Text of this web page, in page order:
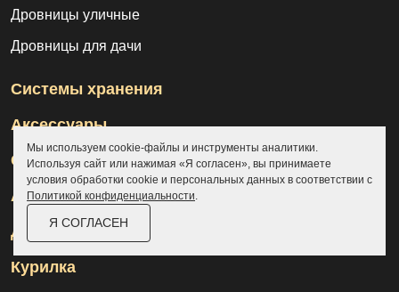
Дровницы уличные
Дровницы для дачи
Системы хранения
Аксессуары
Склады
Ангары
Дровницы
Курилка
Мы используем cookie-файлы и инструменты аналитики.
Используя сайт или нажимая «Я согласен», вы принимаете
условия обработки cookie и персональных данных в соответствии с
Политикой конфиденциальности.
Я СОГЛАСЕН